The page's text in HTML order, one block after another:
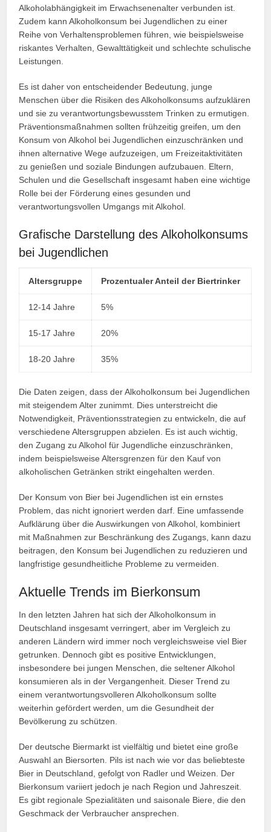
Alkoholabhängigkeit im Erwachsenenalter verbunden ist.
Zudem kann Alkoholkonsum bei Jugendlichen zu einer
Reihe von Verhaltensproblemen führen, wie beispielsweise
riskantes Verhalten, Gewalttätigkeit und schlechte schulische
Leistungen.
Es ist daher von entscheidender Bedeutung, junge
Menschen über die Risiken des Alkoholkonsums aufzuklären
und sie zu verantwortungsbewusstem Trinken zu ermutigen.
Präventionsmaßnahmen sollten frühzeitig greifen, um den
Konsum von Alkohol bei Jugendlichen einzuschränken und
ihnen alternative Wege aufzuzeigen, um Freizeitaktivitäten
zu genießen und soziale Bindungen aufzubauen. Eltern,
Schulen und die Gesellschaft insgesamt haben eine wichtige
Rolle bei der Förderung eines gesunden und
verantwortungsvollen Umgangs mit Alkohol.
Grafische Darstellung des Alkoholkonsums
bei Jugendlichen
Altersgruppe Prozentualer Anteil der Biertrinker
12-14 Jahre 5%
15-17 Jahre 20%
18-20 Jahre 35%
Die Daten zeigen, dass der Alkoholkonsum bei Jugendlichen
mit steigendem Alter zunimmt. Dies unterstreicht die
Notwendigkeit, Präventionsstrategien zu entwickeln, die auf
verschiedene Altersgruppen abzielen. Es ist auch wichtig,
den Zugang zu Alkohol für Jugendliche einzuschränken,
indem beispielsweise Altersgrenzen für den Kauf von
alkoholischen Getränken strikt eingehalten werden.
Der Konsum von Bier bei Jugendlichen ist ein ernstes
Problem, das nicht ignoriert werden darf. Eine umfassende
Aufklärung über die Auswirkungen von Alkohol, kombiniert
mit Maßnahmen zur Beschränkung des Zugangs, kann dazu
beitragen, den Konsum bei Jugendlichen zu reduzieren und
langfristige gesundheitliche Probleme zu vermeiden.
Aktuelle Trends im Bierkonsum
In den letzten Jahren hat sich der Alkoholkonsum in
Deutschland insgesamt verringert, aber im Vergleich zu
anderen Ländern wird immer noch vergleichsweise viel Bier
getrunken. Dennoch gibt es positive Entwicklungen,
insbesondere bei jungen Menschen, die seltener Alkohol
konsumieren als in der Vergangenheit. Dieser Trend zu
einem verantwortungsvolleren Alkoholkonsum sollte
weiterhin gefördert werden, um die Gesundheit der
Bevölkerung zu schützen.
Der deutsche Biermarkt ist vielfältig und bietet eine große
Auswahl an Biersorten. Pils ist nach wie vor das beliebteste
Bier in Deutschland, gefolgt von Radler und Weizen. Der
Bierkonsum variiert jedoch je nach Region und Jahreszeit.
Es gibt regionale Spezialitäten und saisonale Biere, die den
Geschmack der Verbraucher ansprechen.